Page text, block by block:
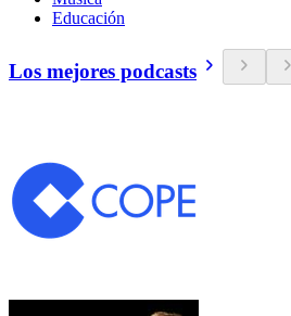
Educación
Los mejores podcasts